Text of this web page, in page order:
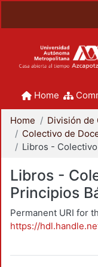
Home
Home
Libros -
Principios
Permanent URI for
https://